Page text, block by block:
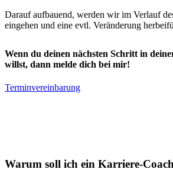
Darauf aufbauend, werden wir im Verlauf
eingehen und eine evtl. Veränderung
Wenn du deinen nächsten Schritt in
willst, dann melde dich bei mir!
Terminvereinbarung
Warum soll ich ein Karriere-